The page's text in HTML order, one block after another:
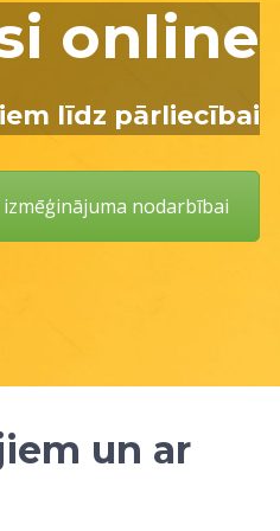
online
līdz pārliecībai
nodarbībai
un ar